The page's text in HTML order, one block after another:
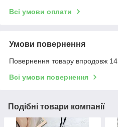
Всі умови оплати
Умови повернення
Повернення товару впродовж 14
Всі умови повернення
Подібні товари компанії